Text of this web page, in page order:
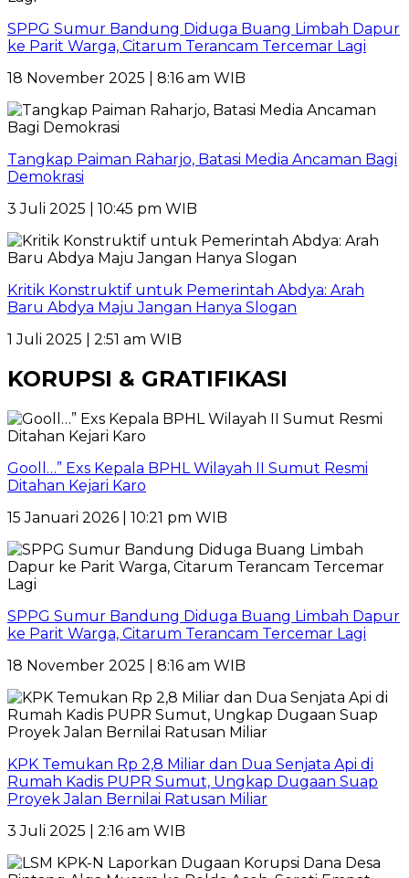
SPPG Sumur Bandung Diduga Buang Limbah Dapur
ke Parit Warga, Citarum Terancam Tercemar Lagi
18 November 2025 | 8:16 am WIB
Tangkap Paiman Raharjo, Batasi Media Ancaman Bagi
Demokrasi
3 Juli 2025 | 10:45 pm WIB
Kritik Konstruktif untuk Pemerintah Abdya: Arah
Baru Abdya Maju Jangan Hanya Slogan
1 Juli 2025 | 2:51 am WIB
KORUPSI & GRATIFIKASI
Gooll…” Exs Kepala BPHL Wilayah II Sumut Resmi
Ditahan Kejari Karo
15 Januari 2026 | 10:21 pm WIB
SPPG Sumur Bandung Diduga Buang Limbah Dapur
ke Parit Warga, Citarum Terancam Tercemar Lagi
18 November 2025 | 8:16 am WIB
KPK Temukan Rp 2,8 Miliar dan Dua Senjata Api di
Rumah Kadis PUPR Sumut, Ungkap Dugaan Suap
Proyek Jalan Bernilai Ratusan Miliar
3 Juli 2025 | 2:16 am WIB